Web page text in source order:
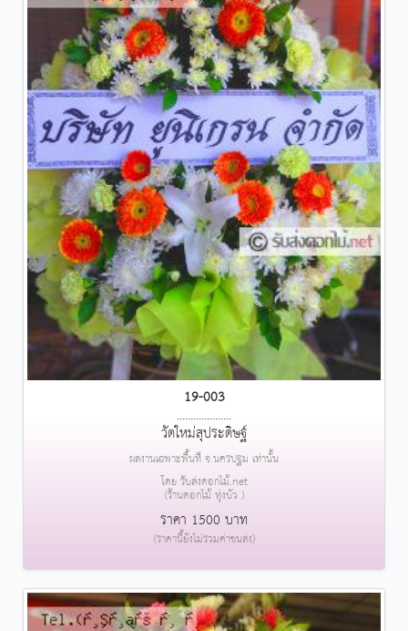
19-003
....................
วัดใหม่สุประดิษฐ์
ผลงานเฉพาะพื้นที่ จ.นครปฐม เท่านั้น
โดย รับส่งดอกไม้.net
(ร้านดอกไม้ ทุ่งบัว )
ราคา 1500 บาท
(ราคานี้ยังไม่รวมค่าขนส่ง)